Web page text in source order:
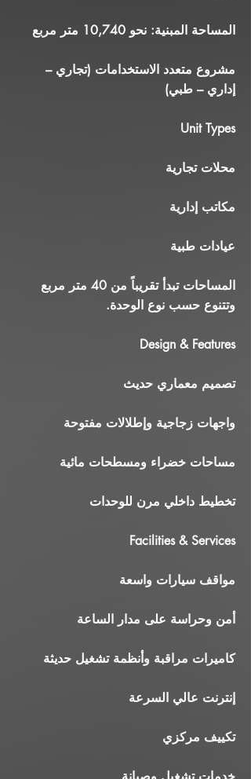
المساحة المبنية: نحو 10,740 متر مربع
مشروع متعدد الاستخدامات (تجاري –
إداري – طبي)
Unit Types
محلات تجارية
مكاتب إدارية
عيادات طبية
المساحات تبدأ تقريباً من 40 متر مربع
وتتنوع حسب نوع الوحدة.
Design & Features
تصميم معماري حديث
واجهات زجاجية وإطلالات مفتوحة
مساحات خضراء ومسطحات مائية
تخطيط داخلي مرن للوحدات
Facilities & Services
مواقف سيارات واسعة
أمن وحراسة على مدار الساعة
كاميرات مراقبة وأنظمة تشغيل حديثة
إنترنت عالي السرعة
تكييف مركزي